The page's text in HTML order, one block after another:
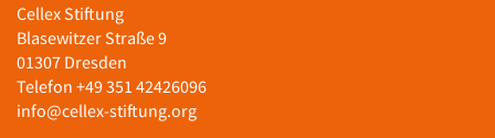
Cellex Stiftung
Blasewitzer Straße 9
01307 Dresden
Telefon +49 351 42426096
info@cellex-stiftung.org